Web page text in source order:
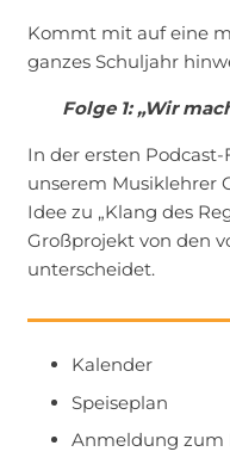
Kommt mit auf eine
ganzes Schuljahr
Folge 1: „Wir
In der ersten
unserem Musiklehrer
Idee zu „Klang des
Großprojekt von den
unterscheidet.
Kalender
Speiseplan
Anmeldung zum